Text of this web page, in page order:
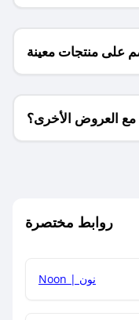
على منتجات معينة
فقط؟
العروض الأخرى؟
روابط مختصرة
Noon | نون